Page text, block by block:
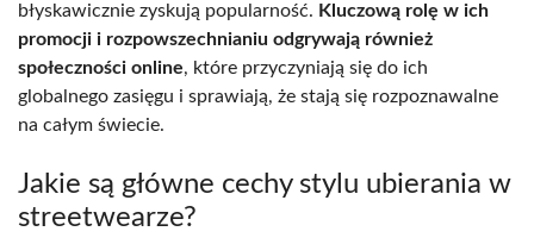
błyskawicznie zyskują popularność. Kluczową rolę w ich
promocji i rozpowszechnianiu odgrywają również
społeczności online, które przyczyniają się do ich
globalnego zasięgu i sprawiają, że stają się rozpoznawalne
na całym świecie.
Jakie są główne cechy stylu ubierania w
streetwearze?